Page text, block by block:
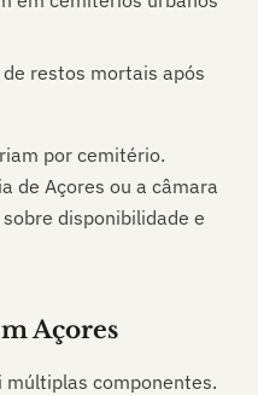
restos mortais após
por cemitério.
de Açores ou a câmara
disponibilidade e
Açores
múltiplas componentes.